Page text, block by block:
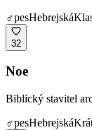
♂pesHebrejská
32
Noe
Biblický stavitel
♂pesHebrejská